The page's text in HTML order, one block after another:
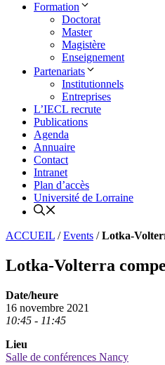
Formation
Doctorat
Master
Magistère
Enseignement
Partenariats
Institutionnels
Entreprises
L’IECL recrute
Publications
Agenda
Annuaire
Contact
Intranet
Plan d’accès
Université de Lorraine
ACCUEIL /Events /Lotka-
Lotka-Volterra
Date/heure
16 novembre 2021
10:45 - 11:45
Lieu
Salle de conférences Nancy